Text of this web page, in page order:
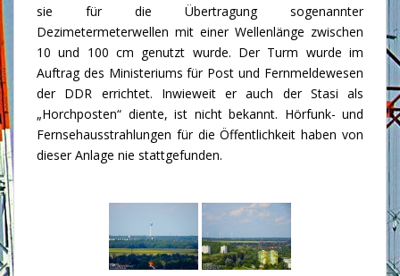
sie für die Übertragung sogenannter
Dezimetermeterwellen mit einer Wellenlänge zwischen
10 und 100 cm genutzt wurde. Der Turm wurde im
Auftrag des Ministeriums für Post und Fernmeldewesen
der DDR errichtet. Inwieweit er auch der Stasi als
„Horchposten“ diente, ist nicht bekannt. Hörfunk- und
Fernsehausstrahlungen für die Öffentlichkeit haben von
dieser Anlage nie stattgefunden.